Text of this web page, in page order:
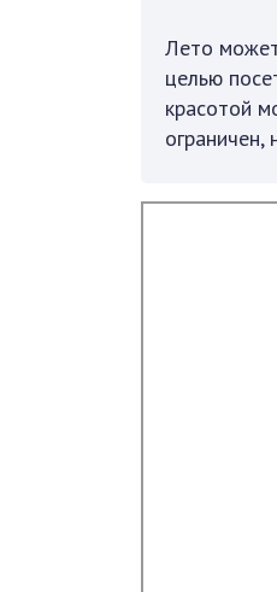
Лето
целью
красотой
ограничен,